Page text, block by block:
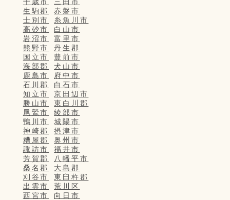
生駒郡
赤磐市
士別市
糸魚川市
高砂市
白山市
岩沼市
富里市
熊野市
丹生郡
国立市
豊前市
海部郡
犬山市
鹿島市
府中市
石川郡
白石市
知立市
京田辺市
勝山市
東白川郡
尾鷲市
綾部市
鴨川市
城陽市
神崎郡
摂津市
糟屋郡
奥州市
諏訪市
福井市
芳賀郡
八幡平市
桑名郡
大島郡
刈谷市
東臼杵郡
出雲市
荒川区
西宮市
向日市